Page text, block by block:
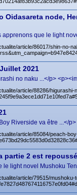
Oidasareta node,
que le light
article/86017/shin-no-
2021
no naku ...</p>
article/88286/
Riverside va être ...</
article/85084/peach-
partie 2 est
light novel Mushoku
article/79515/